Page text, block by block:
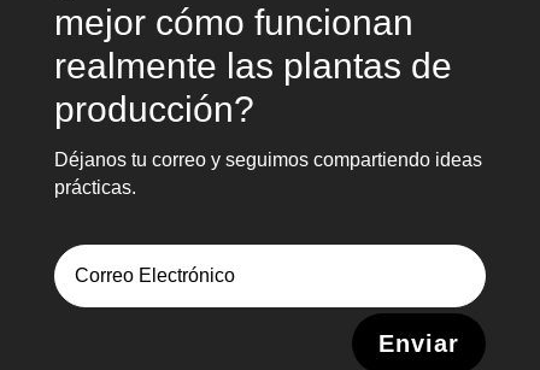
mejor cómo funcionan
realmente las plantas de
producción?
Déjanos tu correo y seguimos compartiendo ideas
prácticas.
Enviar